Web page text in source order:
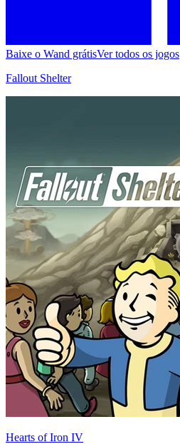
Baixe o Wand grátisVer todos os jogos
Fallout Shelter
Hearts of Iron IV